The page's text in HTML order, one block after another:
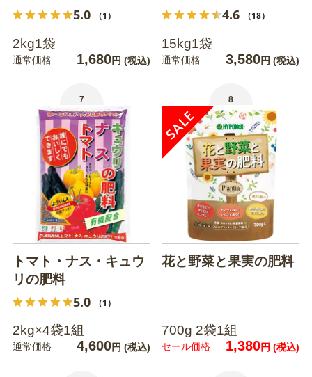
5.0 （1）
2kg1袋
通常価格 1,680円 (税込)
4.6 （18）
15kg1袋
通常価格 3,580円 (税込)
7
トマト・ナス・キュウ
リの肥料
5.0 （1）
2kg×4袋1組
通常価格 4,600円 (税込)
8
花と野菜と果実の肥料
700g 2袋1組
セール価格 1,380円 (税込)